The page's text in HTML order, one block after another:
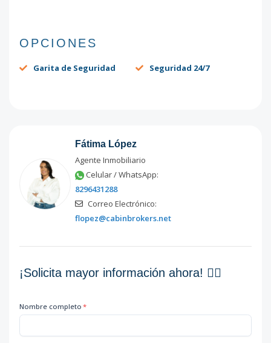
OPCIONES
Garita de Seguridad Seguridad 24/7
Fátima López
Agente Inmobiliario
Celular / WhatsApp:
8296431288
Correo Electrónico:
flopez@cabinbrokers.net
¡Solicita mayor información ahora! 👇🏽
Nombre completo *